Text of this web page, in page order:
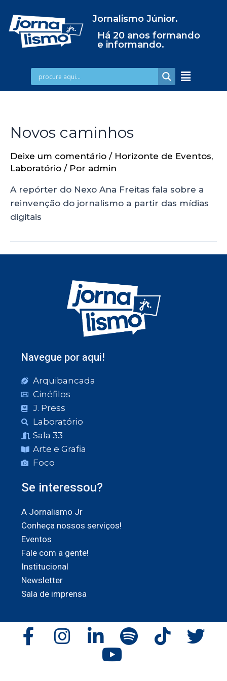
Jornalismo Júnior.
Há 20 anos formando
e informando.
Novos caminhos
Deixe um comentário / Horizonte de Eventos,
Laboratório / Por admin
A repórter do Nexo Ana Freitas fala sobre a
reinvenção do jornalismo a partir das mídias
digitais
Navegue por aqui!
Arquibancada
Cinéfilos
J. Press
Laboratório
Sala 33
Arte e Grafia
Foco
Se interessou?
A Jornalismo Jr
Conheça nossos serviços!
Eventos
Fale com a gente!
Institucional
Newsletter
Sala de imprensa